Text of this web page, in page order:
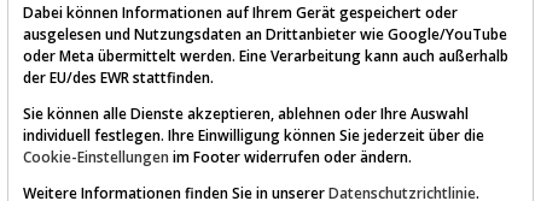
AKTIEN-TERMINAL
Dabei können Informationen auf Ihrem Gerät gespeichert oder
ausgelesen und Nutzungsdaten an Drittanbieter wie Google/YouTube
oder Meta übermittelt werden. Eine Verarbeitung kann auch außerhalb
der EU/des EWR stattfinden.
Sie können alle Dienste akzeptieren, ablehnen oder Ihre Auswahl
individuell festlegen. Ihre Einwilligung können Sie jederzeit über die
Cookie-Einstellungen im Footer widerrufen oder ändern.
Weitere Informationen finden Sie in unsererDatenschutzrichtlinie.